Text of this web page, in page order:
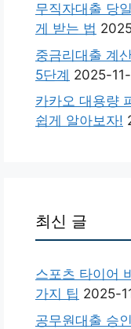
무직자대출 당
게 받는 법
중금리대출 계
5단계 2025-
카카오 대용량
쉽게 알아보자!
최신 글
스포츠 타이어
가지 팁 2025-
공무원대출 승